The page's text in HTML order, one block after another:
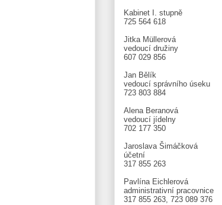
Kabinet I. stupně
725 564 618
Jitka Müllerová
vedoucí družiny
607 029 856
Jan Bělík
vedoucí správního úseku
723 803 884
Alena Beranová
vedoucí jídelny
702 177 350
Jaroslava Šimáčková
účetní
317 855 263
Pavlína Eichlerová
administrativní pracovnice
317 855 263, 723 089 376